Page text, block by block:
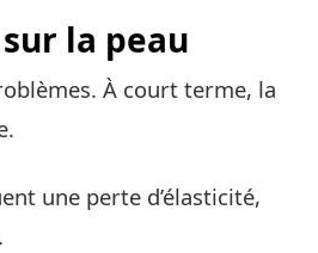
la peau
À court terme, la
une perte d’élasticité,